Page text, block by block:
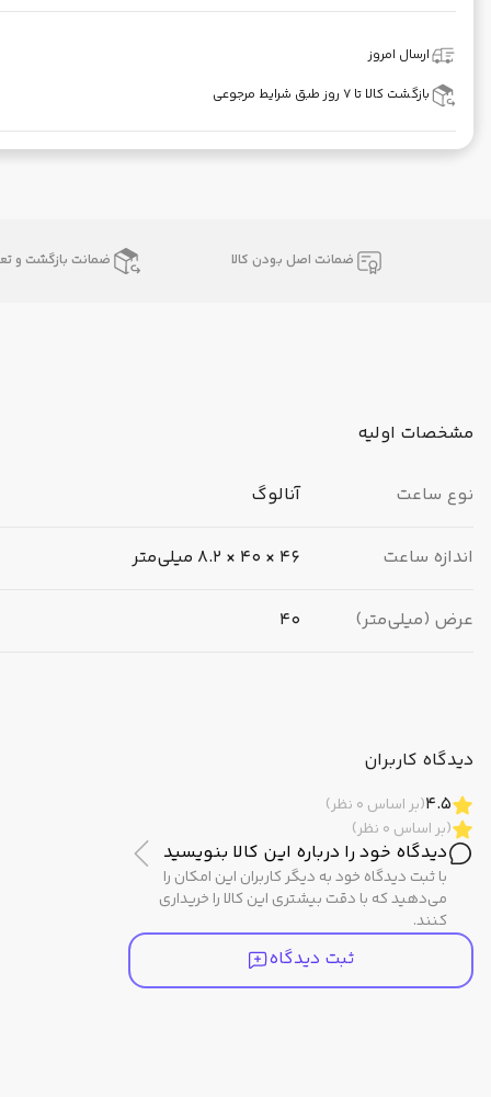
ارسال امروز
بازگشت کالا تا ۷ روز طبق شرایط مرجوعی
ضمانت اصل بودن کالا ضمانت بازگشت و
مشخصات اولیه
نوع ساعت آنالوگ
اندازه ساعت 46 × 40 × 8.2 میلی‌متر
عرض (میلی‌متر) 40
وزن
برند
مبدا برند ژاپن
مشخصات ظاهری
دیدگاه کاربران
4.5(بر اساس 0 نظر)
(بر اساس 0 نظر)
دیدگاه خود را درباره این کالا بنویسید
با ثبت دیدگاه خود به دیگر کاربران این امکان را
می‌دهید که با دقت بیشتری این کالا را خریداری
کنند.
ثبت دیدگاه